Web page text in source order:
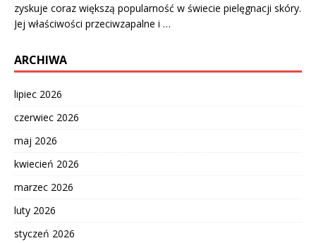
zyskuje coraz większą popularność w świecie pielęgnacji skóry.
Jej właściwości przeciwzapalne i …
ARCHIWA
lipiec 2026
czerwiec 2026
maj 2026
kwiecień 2026
marzec 2026
luty 2026
styczeń 2026